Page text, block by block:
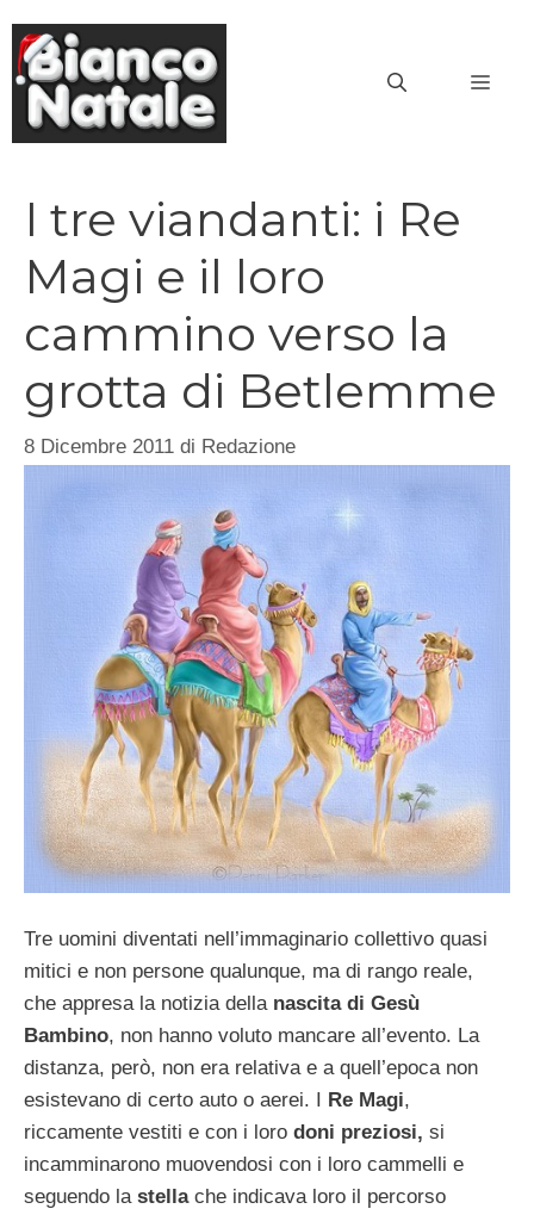
contenuto
I tre viandanti: i Re
Magi e il loro
cammino verso la
grotta di Betlemme
8 Dicembre 2011 di Redazione
Tre uomini diventati nell’immaginario collettivo quasi
mitici e non persone qualunque, ma di rango reale,
che appresa la notizia della nascita di Gesù
Bambino, non hanno voluto mancare all’evento. La
distanza, però, non era relativa e a quell’epoca non
esistevano di certo auto o aerei. I Re Magi,
riccamente vestiti e con i loro doni preziosi, si
incamminarono muovendosi con i loro cammelli e
seguendo la stellache indicava loro il percorso